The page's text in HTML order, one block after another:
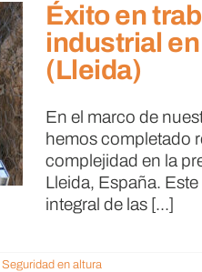
Éxito en
industrial
(Lleida)
En el marco de
hemos completado
complejidad en la
Lleida, España.
integral de las [...]
Seguridad en altura